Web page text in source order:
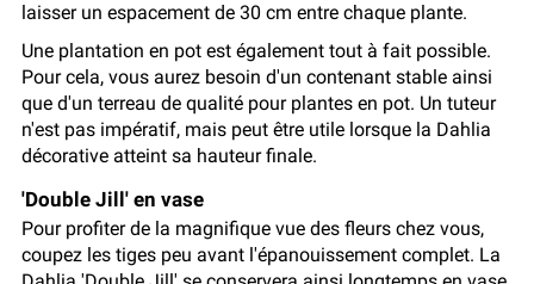
laisser un espacement de 30 cm entre chaque plante.
Une plantation en pot est également tout à fait possible.
Pour cela, vous aurez besoin d'un contenant stable ainsi
que d'un terreau de qualité pour plantes en pot. Un tuteur
n'est pas impératif, mais peut être utile lorsque la Dahlia
décorative atteint sa hauteur finale.
'Double Jill' en vase
Pour profiter de la magnifique vue des fleurs chez vous,
coupez les tiges peu avant l'épanouissement complet. La